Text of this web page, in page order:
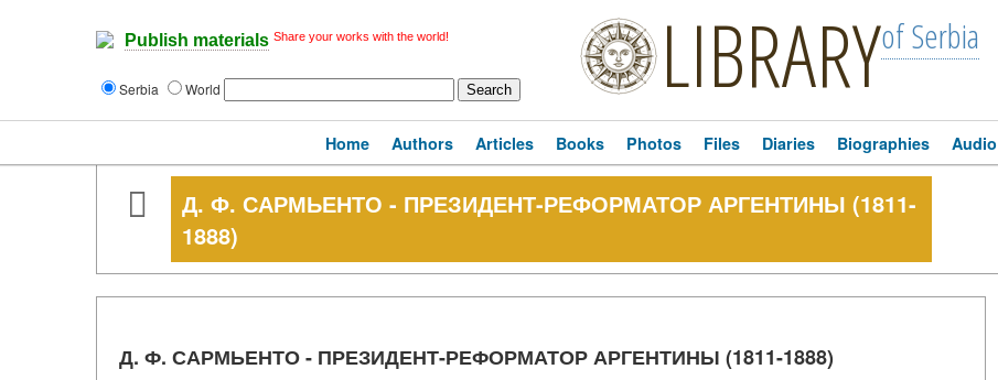
Publish materials Share your works with the world!
Serbia World LIBRARYof Serbia
Home Authors Articles Books Photos Files Diaries Biographies Audio
Д. Ф. САРМЬЕНТО - ПРЕЗИДЕНТ-РЕФОРМАТОР АРГЕНТИНЫ (1811-
1888)
Д. Ф. САРМЬЕНТО - ПРЕЗИДЕНТ-РЕФОРМАТОР АРГЕНТИНЫ (1811-1888)